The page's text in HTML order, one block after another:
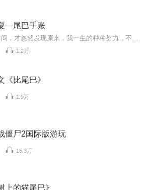
—尾巴手账
1.2万
《比尾巴》
1.9万
僵尸2国际版游玩
15.3万
上的猫尾巴》